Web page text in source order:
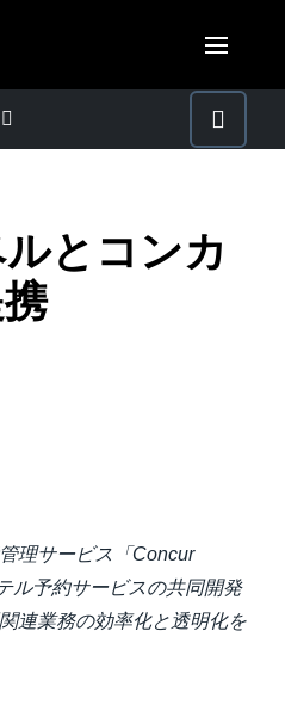
(Français)
(Español)
Kingdom (English)
(Français)
(English)
(English)
PACIFIC
(English)
制度
とコンカ
理サービス「Concur
ル予約サービスの共同開発
連業務の効率化と透明化を